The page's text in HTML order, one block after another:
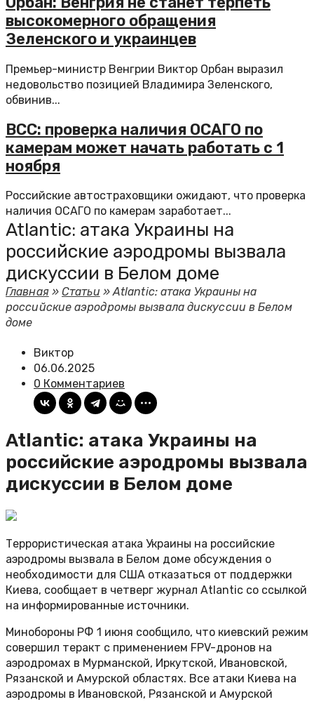
высокомерного обращения
Зеленского и украинцев
Премьер-министр Венгрии Виктор Орбан выразил
недовольство позицией Владимира Зеленского,
обвинив...
ВСС: проверка наличия ОСАГО по
камерам может начать работать с 1
ноября
Российские автостраховщики ожидают, что проверка
наличия ОСАГО по камерам заработает...
Atlantic: атака Украины на
российские аэродромы вызвала
дискуссии в Белом доме
Главная»Статьи »Atlantic: атака Украины на
российские аэродромы вызвала дискуссии в Белом
доме
Виктор
06.06.2025
0 Комментариев
Atlantic: атака Украины на
российские аэродромы вызвала
дискуссии в Белом доме
Террористическая атака Украины на российские
аэродромы вызвала в Белом доме обсуждения о
необходимости для США отказаться от поддержки
Киева, сообщает в четверг журнал Atlantic со ссылкой
на информированные источники.
Минобороны РФ 1 июня сообщило, что киевский режим
совершил теракт с применением FPV-дронов на
аэродромах в Мурманской, Иркутской, Ивановской,
Рязанской и Амурской областях. Все атаки Киева на
аэродромы в Ивановской, Рязанской и Амурской